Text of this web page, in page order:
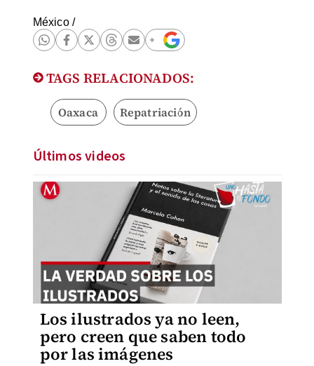
México/
TAGS RELACIONADOS:
Oaxaca Repatriación
Últimos videos
Los ilustrados ya no leen,
pero creen que saben todo
por las imágenes